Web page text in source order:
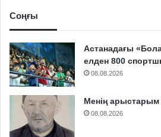
Соңғы
Астанадағы
елден 800
08.08.2026
Менің
08.08.2026